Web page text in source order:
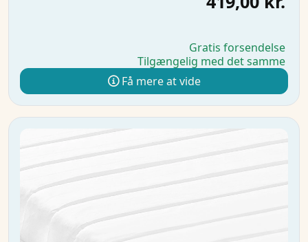
Gratis forsendelse
Tilgængelig med det samme
Få mere at vide